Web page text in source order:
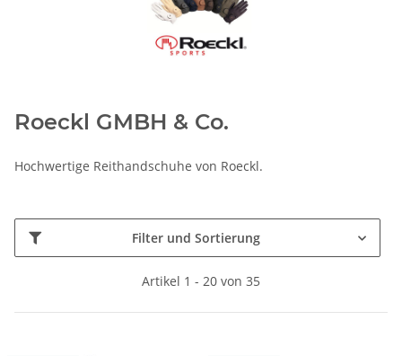
Roeckl GMBH & Co.
Hochwertige Reithandschuhe von Roeckl.
Filter und Sortierung
Artikel 1 - 20 von 35